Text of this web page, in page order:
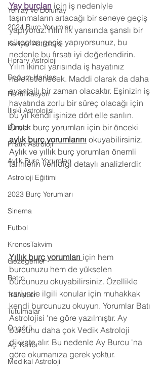
Yeniay ve Dolunay
2024 Burç Yorumları
Kariyer Astrolojisi
Horary Astroloji
Doğum Haritası
Rektifikasyon
İlişki Astrolojisi
Burçlar
Pratik Astroloji
Aylık Burç Yorumları
Astroloji Eğitimi
2023 Burç Yorumları
Sinema
Futbol
KronosTakvim
Gezegenler
Retro
Transitler
Tutulmalar
Öngörü
Açı Kalıbı
Medikal Astroloji
Yay burçları için iş nedeniyle
taşınmaların artacağı bir seneye geçiş
yapıyoruz.Yılın ilk yarısında şanslı bir
süreçten geçiş yapıyorsunuz, bu
nedenle bu fırsatı iyi değerlendirin.
Yılın ikinci yarısında iş hayatınız
hareketlenecek. Maddi olarak da daha
avantajlı bir zaman olacaktır. Eşinizin iş
hayatında zorlu bir süreç olacağı için
bu yıl kendi işinize dört elle sarılın.
Örnek burç yorumları için bir önceki
aylık burç yorumlarını okuyabilirsiniz.
Aylık ve yıllık burç yorumları önemli
tarihlerin verildiği detaylı analizlerdir.
Yıllık burç yorumları için hem
burcunuzu hem de yükselen
burcunuzu okuyabilirsiniz. Özellikle
kariyerle ilgili konular için muhakkak
kendi burcunuzu okuyun. Yorumlar Batı
Astrolojisi 'ne göre yazılmıştır. Ay
burcunu daha çok Vedik Astroloji
dikkate alır. Bu nedenle Ay Burcu 'na
göre okumanıza gerek yoktur.